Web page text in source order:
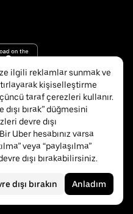
ilgili reklamlar sunmak ve
kişiselleştirme
taraf çerezleri kullanır.
dışı bırak” düğmesini
devre dışı
Uber hesabınız varsa
veya “paylaşılma”
dışı bırakabilirsiniz.
dışı bırakın Anladım